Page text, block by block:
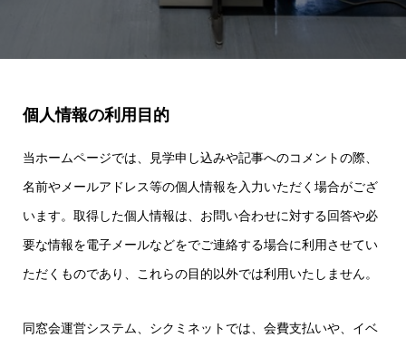
個人情報の利用目的
当ホームページでは、見学申し込みや記事へのコメントの際、
名前やメールアドレス等の個人情報を入力いただく場合がござ
います。取得した個人情報は、お問い合わせに対する回答や必
要な情報を電子メールなどをでご連絡する場合に利用させてい
ただくものであり、これらの目的以外では利用いたしません。
同窓会運営システム、シクミネットでは、会費支払いや、イベ